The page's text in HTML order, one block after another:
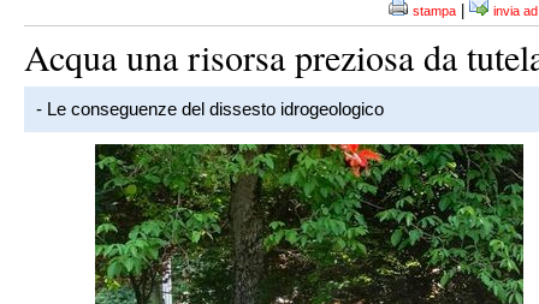
stampa invia
Acqua una risorsa preziosa da
- Le conseguenze del dissesto idrogeologico